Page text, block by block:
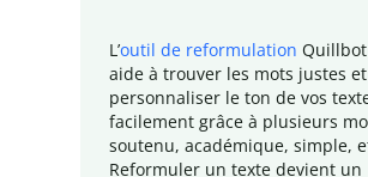
L ’outil de reformulation
aide à trouver les mots justes
personnaliser le ton de vos
facilement grâce à plusieurs
soutenu, académique, simple,
Reformuler un texte devient un